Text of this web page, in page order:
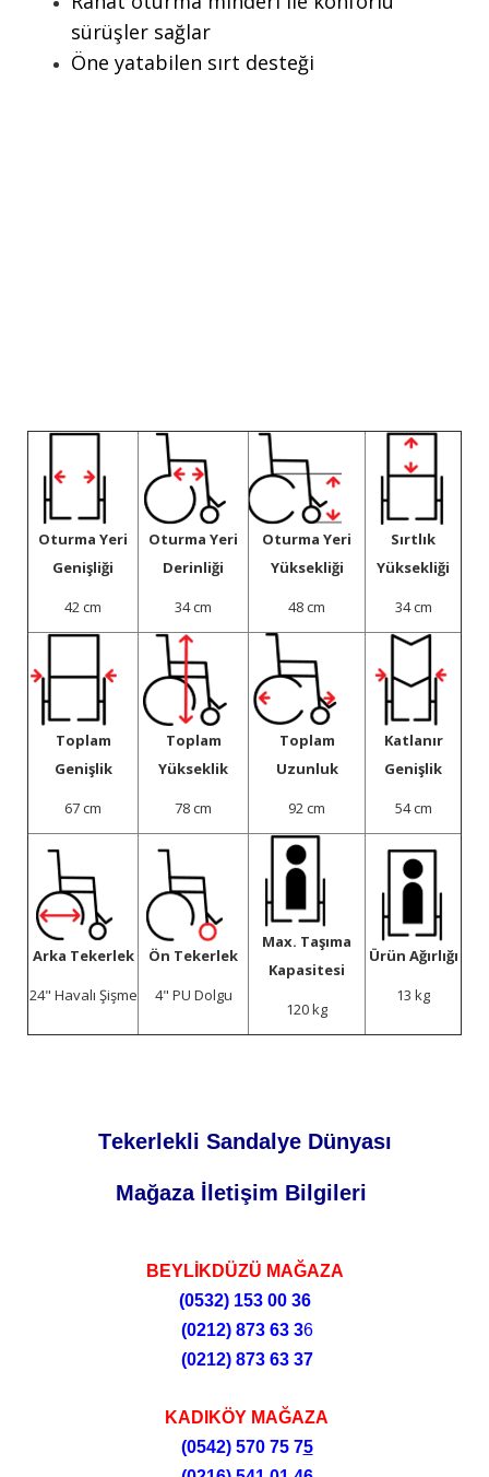
sürüşler sağlar
Öne yatabilen sırt desteği
Oturma Yeri
Genişliği
42 cm
Oturma Yeri
Derinliği
34 cm
Oturma Yeri
Yüksekliği
48 cm
Sırtlık
Yüksekliği
34 cm
Toplam
Genişlik
67 cm
Toplam
Yükseklik
78 cm
Toplam
Uzunluk
92 cm
Katlanır
Genişlik
54 cm
Arka Tekerlek
24" Havalı Şişme
Ön Tekerlek
4" PU Dolgu
Max. Taşıma
Kapasitesi
120 kg
Ürün Ağırlığı
13 kg
Tekerlekli Sandalye Dünyası
Mağaza İletişim Bilgileri
BEYLİKDÜZÜ MAĞAZA
(0532)153 00 36
(0212)873 63 36
(0212)873 63 37
KADIKÖY MAĞAZA
(0542) 570 75 75